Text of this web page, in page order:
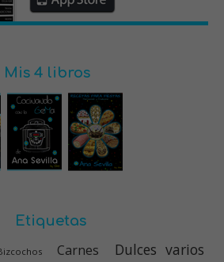
Mis 4 libros
Etiquetas
Carnes Dulces varios